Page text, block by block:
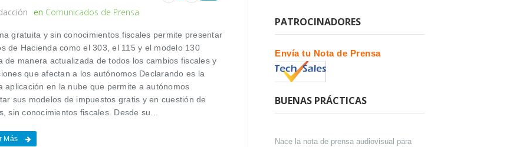
en Comunicados de Prensa
gratuita y sin conocimientos fiscales permite presentar
de Hacienda como el 303, el 115 y el modelo 130
de manera actualizada de todos los cambios fiscales y
que afectan a los autónomos Declarando es la
aplicación en la nube que permite a autónomos
sus modelos de impuestos gratis y en cuestión de
sin conocimientos fiscales. Desde su...
Más
PATROCINADORES
Envía tu Nota de Prensa
BUENAS PRÁCTICAS
Nace la nota de prensa audiovisual para